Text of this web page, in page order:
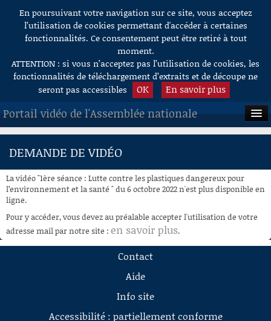
Aller au contenu
En poursuivant votre navigation sur ce site, vous acceptez
l’utilisation de cookies permettant d'accéder à certaines
fonctionnalités. Ce consentement peut être retiré à tout
moment.
ATTENTION : si vous n’acceptez pas l’utilisation de cookies, les
fonctionnalités de téléchargement d’extraits et de découpe ne
seront pas accessibles
OK En savoir plus
Portail vidéo de l'Assemblée nationale
ACCUEIL
À LA DEMANDE
RECHERCHE
AIDE À LA DÉCOUPE
DE VIDÉOS
DEMANDE DE VIDÉO
La vidéo "1ère séance : Lutte contre les plastiques dangereux pour
l’environnement et la santé " du 6 octobre 2022 n'est plus disponible en
ligne.
Pour y accéder, vous devez au préalable accepter l'utilisation de votre
adresse mail par notre site : en savoir plus.
Contact
Aide
Info site
Accessibilité : partiellement conforme